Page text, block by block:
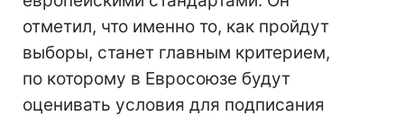
отметил, что именно то, как пройдут
выборы, станет главным критерием,
по которому в Евросоюзе будут
оценивать условия для подписания